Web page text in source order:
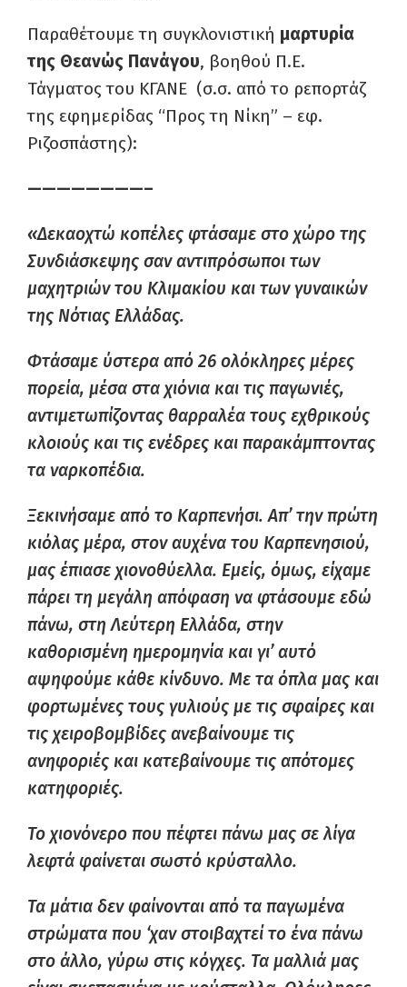
Παραθέτουμε τη συγκλονιστική μαρτυρία
της Θεανώς Πανάγου, βοηθού Π.Ε.
Τάγματος του ΚΓΑΝΕ (σ.σ. από το ρεπορτάζ
της εφημερίδας “Προς τη Νίκη” – εφ.
Ριζοσπάστης):
————————–
«Δεκαοχτώ κοπέλες φτάσαμε στο χώρο της
Συνδιάσκεψης σαν αντιπρόσωποι των
μαχητριών του Κλιμακίου και των γυναικών
της Νότιας Ελλάδας.
Φτάσαμε ύστερα από 26 ολόκληρες μέρες
πορεία, μέσα στα χιόνια και τις παγωνιές,
αντιμετωπίζοντας θαρραλέα τους εχθρικούς
κλοιούς και τις ενέδρες και παρακάμπτοντας
τα ναρκοπέδια.
Ξεκινήσαμε από το Καρπενήσι. Απ’ την πρώτη
κιόλας μέρα, στον αυχένα του Καρπενησιού,
μας έπιασε χιονοθύελλα. Εμείς, όμως, είχαμε
πάρει τη μεγάλη απόφαση να φτάσουμε εδώ
πάνω, στη Λεύτερη Ελλάδα, στην
καθορισμένη ημερομηνία και γι’ αυτό
αψηφούμε κάθε κίνδυνο. Με τα όπλα μας και
φορτωμένες τους γυλιούς με τις σφαίρες και
τις χειροβομβίδες ανεβαίνουμε τις
ανηφοριές και κατεβαίνουμε τις απότομες
κατηφοριές.
Το χιονόνερο που πέφτει πάνω μας σε λίγα
λεφτά φαίνεται σωστό κρύσταλλο.
Τα μάτια δεν φαίνονται από τα παγωμένα
στρώματα που ‘χαν στοιβαχτεί το ένα πάνω
στο άλλο, γύρω στις κόγχες. Τα μαλλιά μας